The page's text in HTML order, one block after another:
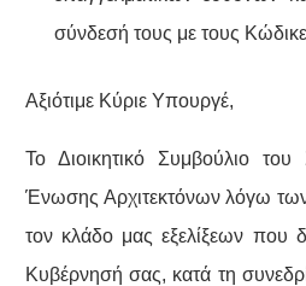
σύνδεσή τους με τους
Αξιότιμε Κύριε Υπουργέ,
Το Διοικητικό Συμβούλιο
Ένωσης Αρχιτεκτόνων λόγω των
τον κλάδο μας εξελίξεων που
Κυβέρνησή σας, κατά τη